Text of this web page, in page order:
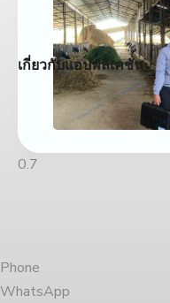
เกี่ยวกับแอปพลิเคชั่น
Phone
WhatsApp